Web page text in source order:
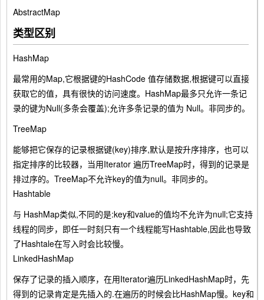
AbstractMap
类型区别
HashMap
最常用的Map,它根据键的HashCode 值存储数据,根据键可以直接
获取它的值，具有很快的访问速度。HashMap最多只允许一条记
录的键为Null(多条会覆盖);允许多条记录的值为 Null。非同步的。
TreeMap
能够把它保存的记录根据键(key)排序,默认是按升序排序，也可以
指定排序的比较器，当用Iterator 遍历TreeMap时，得到的记录是
排过序的。TreeMap不允许key的值为null。非同步的。
Hashtable
与 HashMap类似,不同的是:key和value的值均不允许为null;它支持
线程的同步，即任一时刻只有一个线程能写Hashtable,因此也导致
了Hashtale在写入时会比较慢。
LinkedHashMap
保存了记录的插入顺序，在用Iterator遍历LinkedHashMap时，先
得到的记录肯定是先插入的.在遍历的时候会比HashMap慢。key和